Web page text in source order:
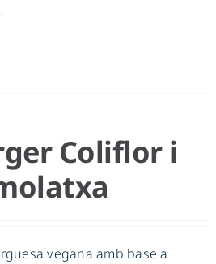
Coliflor i
vegana amb base a